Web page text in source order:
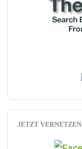
JETZT VERNETZEN